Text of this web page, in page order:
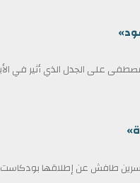
على الجدل الذي أثير في
طافش عن إطلاقها بودكاست